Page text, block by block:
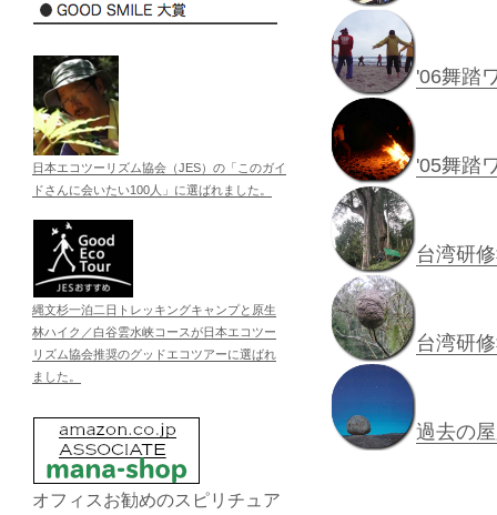
'06舞踏
'05舞踏
台湾研
台湾研
過去の
日本エコツーリズム協会（JES）の「このガイ
ドさんに会いたい100人」に選ばれました。
縄文杉一泊二日トレッキングキャンプと原生
林ハイク／白谷雲水峡コースが日本エコツー
リズム協会推奨のグッドエコツアーに選ばれ
ました。
オフィスお勧めのスピリチュア